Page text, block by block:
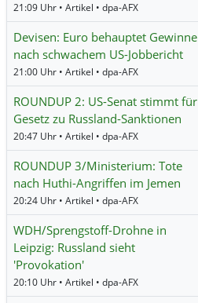
21:09 Uhr • Artikel • dpa-AFX
Devisen: Euro behauptet Gewinne
nach schwachem US-Jobbericht
21:00 Uhr • Artikel • dpa-AFX
ROUNDUP 2: US-Senat stimmt für
Gesetz zu Russland-Sanktionen
20:47 Uhr • Artikel • dpa-AFX
ROUNDUP 3/Ministerium: Tote
nach Huthi-Angriffen im Jemen
20:24 Uhr • Artikel • dpa-AFX
WDH/Sprengstoff-Drohne in
Leipzig: Russland sieht
'Provokation'
20:10 Uhr • Artikel • dpa-AFX